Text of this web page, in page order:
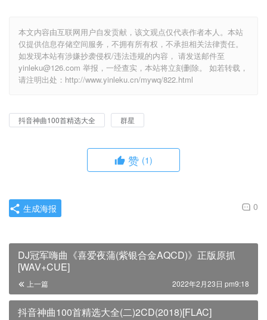
本文内容由互联网用户自发贡献，该文观点仅代表作者本人。本站
仅提供信息存储空间服务，不拥有所有权，不承担相关法律责任。
如发现本站有涉嫌抄袭侵权/违法违规的内容， 请发送邮件至
yinleku@126.com 举报，一经查实，本站将立刻删除。 如若转载，
请注明出处：http://www.yinleku.cn/mywq/822.html
抖音神曲100首精选大全 群星
赞 (1)
0
生成海报
DJ冠军嗨曲《喜爱夜蒲(紫银合金AQCD)》正版原抓
[WAV+CUE]
上一篇 2022年2月23日 pm9:18
抖音神曲100首精选大全(二)2CD(2018)[FLAC]